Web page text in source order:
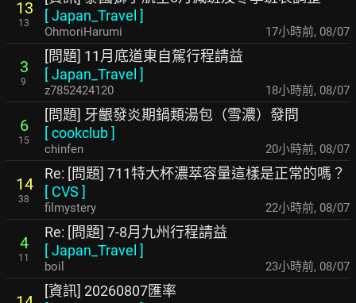
13
13
[Japan_Travel ]
OhmoriHarumi 17小時前, 08/07
3
9
[問題] 11月底道東自駕行程請益
[Japan_Travel ]
z7852424120 18小時前, 08/07
6
15
[問題] 牙齦發炎期鍋類湯包（雪濃）發問
[cookclub]
chinfen 20小時前, 08/07
14
38
Re: [問題] 711特大杯濃萃容量這樣是正常的嗎？
[ CVS ]
filmystery 22小時前, 08/07
4
11
Re: [問題] 7-8月九州行程請益
[Japan_Travel ]
boil 23小時前, 08/07
[資訊] 20260807匯率